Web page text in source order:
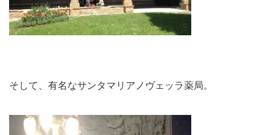
そして、有名なサンタマリアノヴェッラ薬局。